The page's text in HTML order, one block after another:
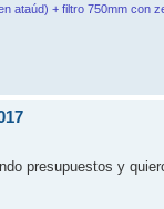
ataúd) + filtro 750mm con
presupuestos y